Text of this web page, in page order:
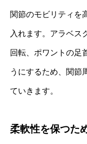
関節のモビリティを
入れます。アラベス
回転、ポワントの足
うにするため、関節
ていきます。
柔軟性を保つた